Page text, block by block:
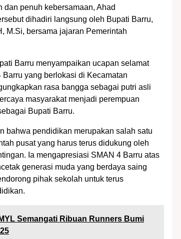
dan penuh kebersamaan, Ahad
dihadiri langsung oleh Bupati Barru,
M.Si, bersama jajaran Pemerintah
Barru menyampaikan ucapan selamat
yang berlokasi di Kecamatan
rasa bangga sebagai putri asli
masyarakat menjadi perempuan
Bupati Barru.
bahwa pendidikan merupakan salah satu
pusat yang harus terus didukung oleh
Ia mengapresiasi SMAN 4 Barru atas
generasi muda yang berdaya saing
pihak sekolah untuk terus
Semangati Ribuan Runners Bumi